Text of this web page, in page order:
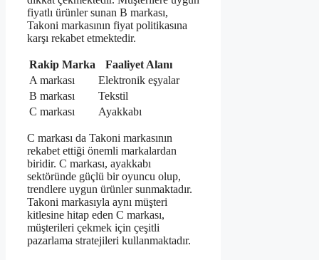
fiyatlı ürünler sunan B markası,
Takoni markasının fiyat politikasına
karşı rekabet etmektedir.
Rakip Marka
Faaliyet Alanı
A markası
Elektronik eşyalar
B markası
Tekstil
C markası
Ayakkabı
C markası da Takoni markasının
rekabet ettiği önemli markalardan
biridir. C markası, ayakkabı
sektöründe güçlü bir oyuncu olup,
trendlere uygun ürünler sunmaktadır.
Takoni markasıyla aynı müşteri
kitlesine hitap eden C markası,
müşterileri çekmek için çeşitli
pazarlama stratejileri kullanmaktadır.